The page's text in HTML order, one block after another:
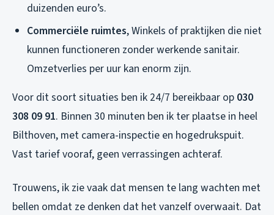
duizenden euro’s.
Commerciële ruimtes, Winkels of praktijken die niet
kunnen functioneren zonder werkende sanitair.
Omzetverlies per uur kan enorm zijn.
Voor dit soort situaties ben ik 24/7 bereikbaar op 030
308 09 91. Binnen 30 minuten ben ik ter plaatse in heel
Bilthoven, met camera-inspectie en hogedrukspuit.
Vast tarief vooraf, geen verrassingen achteraf.
Trouwens, ik zie vaak dat mensen te lang wachten met
bellen omdat ze denken dat het vanzelf overwaait. Dat